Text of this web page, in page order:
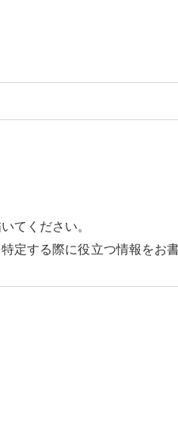
てください。
定する際に役立つ情報をお書